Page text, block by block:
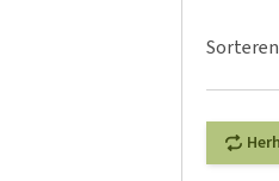
Biologisch
Vegan
Bekijk alles
Puppy apotheek
Bekijk alles